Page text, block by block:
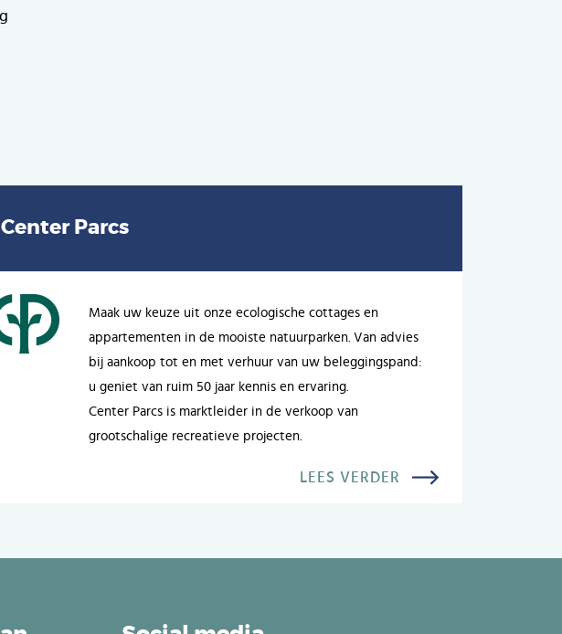
Center Parcs
Maak uw keuze uit onze ecologische cottages en
appartementen in de mooiste natuurparken. Van advies
bij aankoop tot en met verhuur van uw beleggingspand:
u geniet van ruim 50 jaar kennis en ervaring.
Center Parcs is marktleider in de verkoop van
grootschalige recreatieve projecten.
LEES VERDER